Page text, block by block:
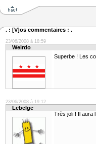
. : [V]os commentaires : .
23/06/2008 à 18:59
Weirdo
Superbe ! Les
23/06/2008 à 19:12
Lebelge
Très joli ! Il aura